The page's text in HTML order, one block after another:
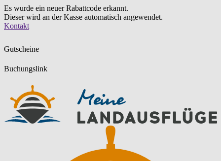
Es wurde ein neuer Rabattcode erkannt.
Dieser wird an der Kasse automatisch angewendet.
Zum
Kontakt
Gutscheine
Buchungslink